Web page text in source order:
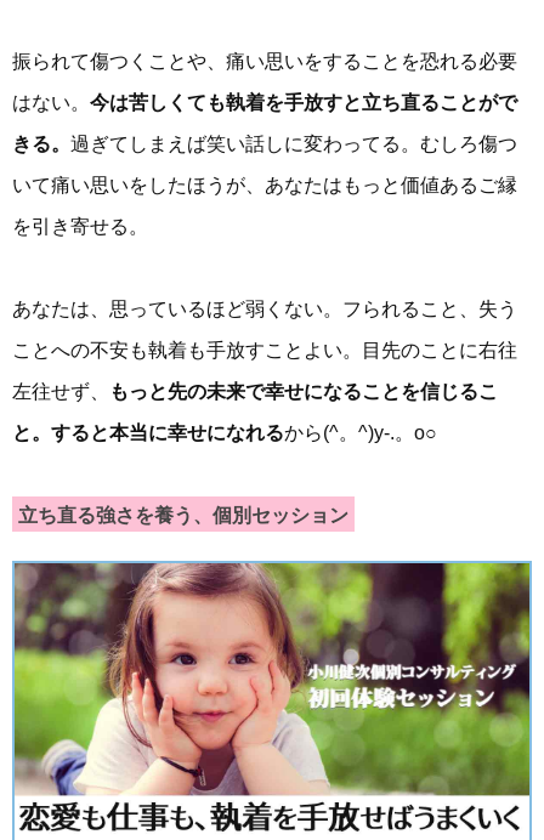
振られて傷つくことや、痛い思いをすることを恐れる必要
はない。 今は苦しくても執着を手放すと立ち直ることがで
きる。 過ぎてしまえば笑い話しに変わってる。むしろ傷つ
いて痛い思いをしたほうが、あなたはもっと価値あるご縁
を引き寄せる。
あなたは、思っているほど弱くない。フられること、失う
ことへの不安も執着も手放すことよい。目先のことに右往
左往せず、
もっと先の未来で幸せになることを信じるこ
と。すると本当に幸せになれるから(^。^)y-.。o○
立ち直る強さを養う、個別セッション